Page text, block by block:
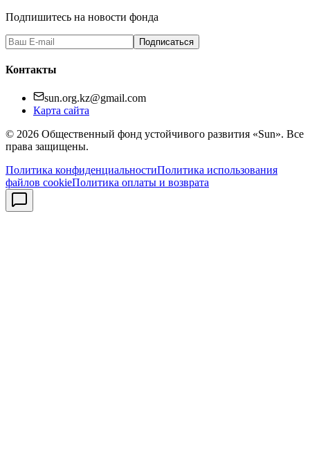
Подпишитесь на новости фонда
Подписаться
Контакты
sun.org.kz@gmail.com
Карта сайта
© 2026 Общественный фонд устойчивого развития «Sun». Все
права защищены.
Политика конфиденциальностиПолитика использования
файлов cookieПолитика оплаты и возврата